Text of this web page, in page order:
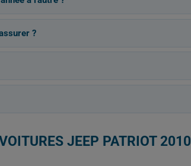
?
JEEP PATRIOT 2010